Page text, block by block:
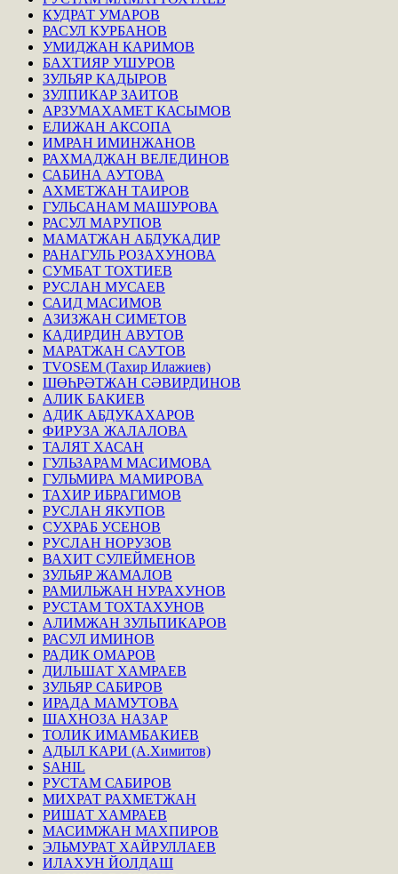
КУДРАТ УМАРОВ
РАСУЛ КУРБАНОВ
УМИДЖАН КАРИМОВ
БАХТИЯР УШУРОВ
ЗУЛЬЯР КАДЫРОВ
ЗУЛПИКАР ЗАИТОВ
АРЗУМАХАМЕТ КАСЫМОВ
ЕЛИЖАН АКСОПА
ИМРАН ИМИНЖАНОВ
РАХМАДЖАН ВЕЛЕДИНОВ
САБИНА АУТОВА
АХМЕТЖАН ТАИРОВ
ГУЛЬСАНАМ МАШУРОВА
РАСУЛ МАРУПОВ
МАМАТЖАН АБДУКАДИР
РАНАГУЛЬ РОЗАХУНОВА
СУМБАТ ТОХТИЕВ
РУСЛАН МУСАЕВ
САИД МАСИМОВ
АЗИЗЖАН СИМЕТОВ
КАДИРДИН АВУТОВ
МАРАТЖАН САУТОВ
TVOSEM (Тахир Илажиев)
ШӨҺРӘТЖАН СӘВИРДИНОВ
АЛИК БАКИЕВ
АДИК АБДУКАХАРОВ
ФИРУЗА ЖАЛАЛОВА
ТАЛЯТ ХАСАН
ГУЛЬЗАРАМ МАСИМОВА
ГУЛЬМИРА МАМИРОВА
ТАХИР ИБРАГИМОВ
РУСЛАН ЯКУПОВ
СУХРАБ УСЕНОВ
РУСЛАН НОРУЗОВ
ВАХИТ СУЛЕЙМЕНОВ
ЗУЛЬЯР ЖАМАЛОВ
РАМИЛЬЖАН НУРАХУНОВ
РУСТАМ ТОХТАХУНОВ
АЛИМЖАН ЗУЛЬПИКАРОВ
РАСУЛ ИМИНОВ
РАДИК ОМАРОВ
ДИЛЬШАТ ХАМРАЕВ
ЗУЛЬЯР САБИРОВ
ИРАДА МАМУТОВА
ШАХНОЗА НАЗАР
ТОЛИК ИМАМБАКИЕВ
АДЫЛ КАРИ (А.Химитов)
SAHIL
РУСТАМ САБИРОВ
МИХРАТ РАХМЕТЖАН
РИШАТ ХАМРАЕВ
МАСИМЖАН МАХПИРОВ
ЭЛЬМУРАТ ХАЙРУЛЛАЕВ
ИЛАХУН ЙОЛДАШ